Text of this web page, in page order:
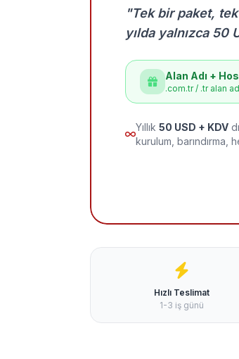
"Tek bir paket,
yılda yalnızca 50
Alan Adı +
.com.tr / .tr alan
Yıllık 50 USD + KDV
kurulum, barındırma,
Hızlı Teslimat
1-3 iş günü